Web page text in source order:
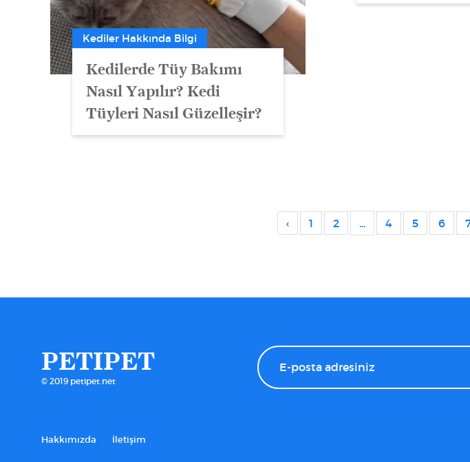
Kediler Hakkında Bilgi
Kedilerde Tüy Bakımı
Nasıl Yapılır? Kedi
Tüyleri Nasıl Güzelleşir?
‹ 1 2 ... 4 5 6
PETIPET
© 2019 petipet.net
Hakkımızda İletişim